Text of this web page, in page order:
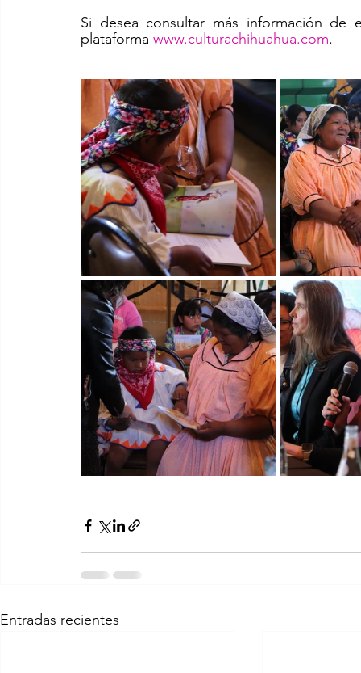
Si desea consultar más información de
plataforma www.culturachihuahua.com.
Entradas recientes